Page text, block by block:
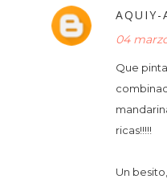
AQUIY-
04
Que
ricas!!!!!
Un